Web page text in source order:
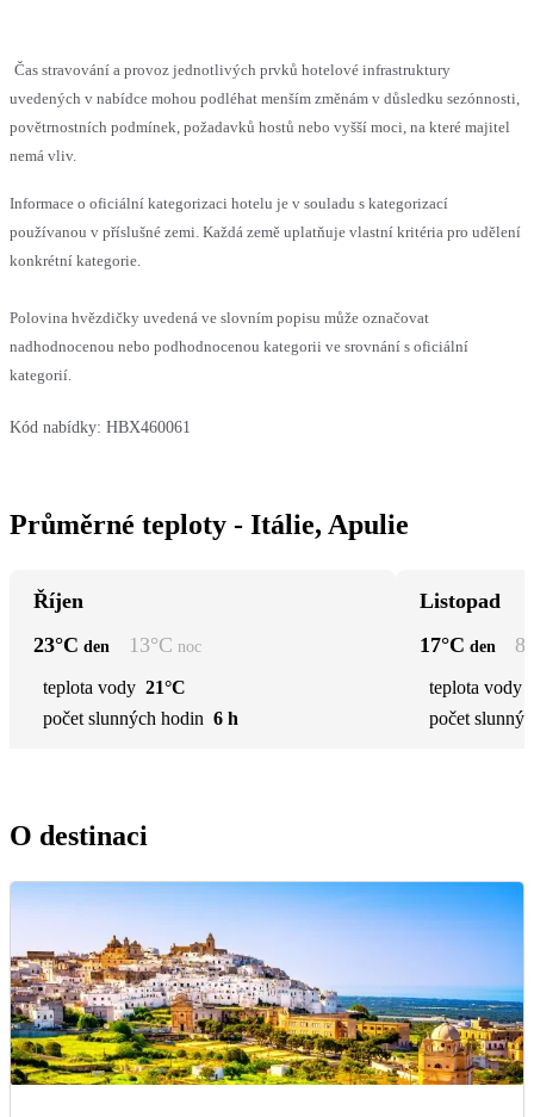
Čas stravování a provoz jednotlivých prvků hotelové infrastruktury
uvedených v nabídce mohou podléhat menším změnám v důsledku sezónnosti,
povětrnostních podmínek, požadavků hostů nebo vyšší moci, na které majitel
nemá vliv.
Informace o oficiální kategorizaci hotelu je v souladu s kategorizací
používanou v příslušné zemi. Každá země uplatňuje vlastní kritéria pro udělení
konkrétní kategorie.
Polovina hvězdičky uvedená ve slovním popisu může označovat
nadhodnocenou nebo podhodnocenou kategorii ve srovnání s oficiální
kategorií.
Kód nabídky: HBX460061
Průměrné teploty - Itálie, Apulie
Říjen
23°C den 13°C noc
teplota vody 21°C
počet slunných hodin 6 h
Listopad
17°C den 8
teplota vody
počet
O destinaci